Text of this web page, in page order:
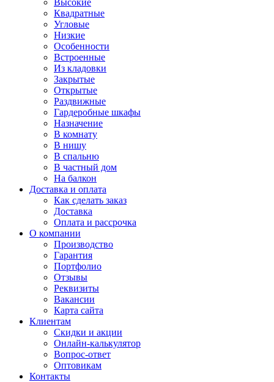
Высокие
Квадратные
Угловые
Низкие
Особенности
Встроенные
Из кладовки
Закрытые
Открытые
Раздвижные
Гардеробные шкафы
Назначение
В комнату
В нишу
В спальню
В частный дом
На балкон
Доставка и оплата
Как сделать заказ
Доставка
Оплата и рассрочка
О компании
Производство
Гарантия
Портфолио
Отзывы
Реквизиты
Вакансии
Карта сайта
Клиентам
Скидки и акции
Онлайн-калькулятор
Вопрос-ответ
Оптовикам
Контакты